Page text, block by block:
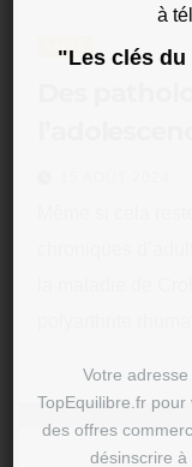
Même si cela
chroniques
la maladie de
polyarthrite
à
"Les clés
Votre
TopEquilibre.fr
des offres
désinscrire à